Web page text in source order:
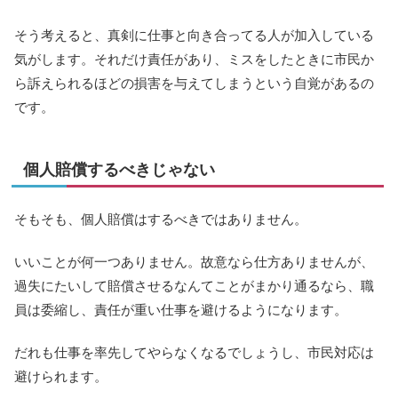
そう考えると、真剣に仕事と向き合ってる人が加入している
気がします。それだけ責任があり、ミスをしたときに市民か
ら訴えられるほどの損害を与えてしまうという自覚があるの
です。
個人賠償するべきじゃない
そもそも、個人賠償はするべきではありません。
いいことが何一つありません。故意なら仕方ありませんが、
過失にたいして賠償させるなんてことがまかり通るなら、職
員は委縮し、責任が重い仕事を避けるようになります。
だれも仕事を率先してやらなくなるでしょうし、市民対応は
避けられます。